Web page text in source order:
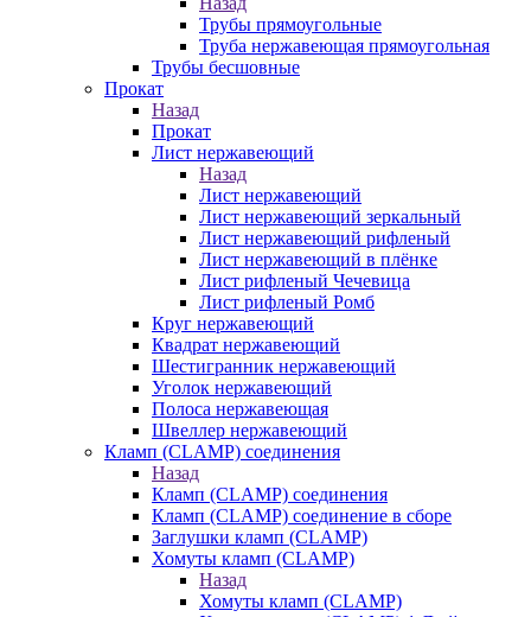
Трубы прямоугольные
Труба нержавеющая прямоугольная
Трубы бесшовные
Прокат
Назад
Прокат
Лист нержавеющий
Назад
Лист нержавеющий
Лист нержавеющий зеркальный
Лист нержавеющий рифленый
Лист нержавеющий в плёнке
Лист рифленый Чечевица
Лист рифленый Ромб
Круг нержавеющий
Квадрат нержавеющий
Шестигранник нержавеющий
Уголок нержавеющий
Полоса нержавеющая
Швеллер нержавеющий
Кламп (CLAMP) соединения
Назад
Кламп (CLAMP) соединения
Кламп (CLAMP) соединение в сборе
Заглушки кламп (CLAMP)
Хомуты кламп (CLAMP)
Назад
Хомуты кламп (CLAMP)